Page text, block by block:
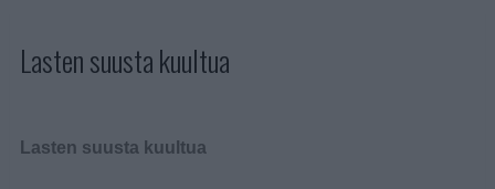
Lasten suusta kuultua
Lasten suusta kuultua